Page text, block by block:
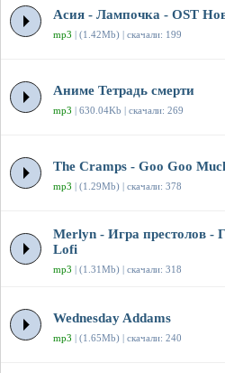
Асия - Лампочка - OST
mp3 | (1.42Mb) | скачали: 199
Аниме Тетрадь смерти
mp3 | 630.04Kb | скачали: 269
The Cramps - Goo Goo
mp3 | (1.29Mb) | скачали: 378
Merlyn - Игра престолов -
Lofi
mp3 | (1.31Mb) | скачали: 318
Wednesday Addams
mp3 | (1.65Mb) | скачали: 240